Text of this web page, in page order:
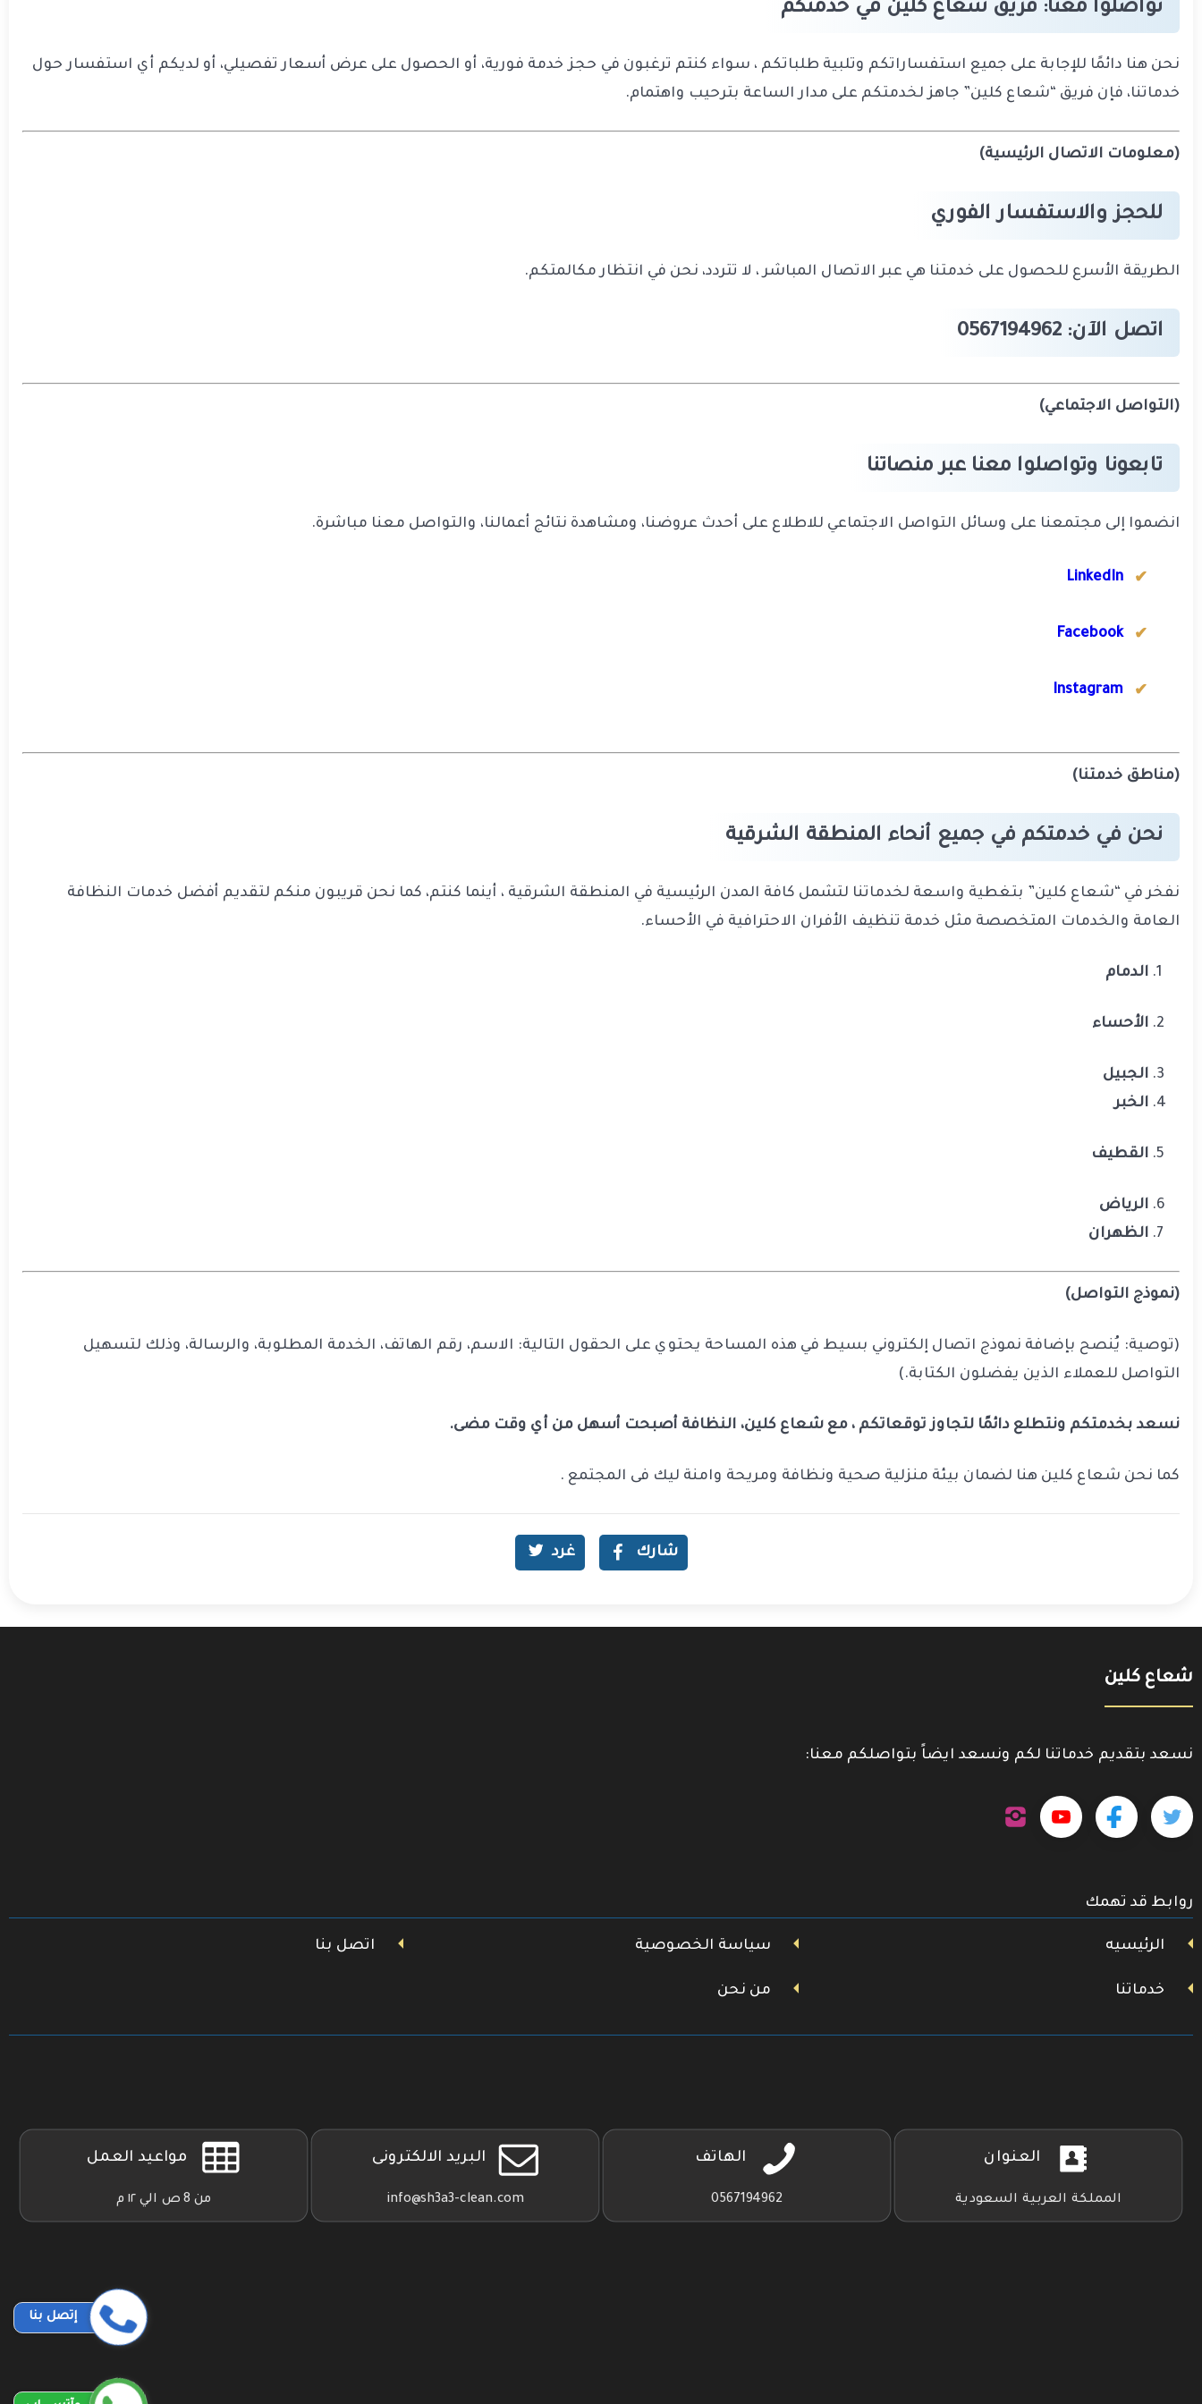
تواصلوا معنا: فريق شعاع كلين في خدمتكم
نحن هنا دائمًا للإجابة على جميع استفساراتكم وتلبية طلباتكم ، سواء كنتم ترغبون في حجز خدمة فورية، أو الحصول على عرض أسعار تفصيلي، أو لديكم أي استفسار حول
خدماتنا، فإن فريق “شعاع كلين” جاهز لخدمتكم على مدار الساعة بترحيب واهتمام.
(معلومات الاتصال الرئيسية)
للحجز والاستفسار الفوري
الطريقة الأسرع للحصول على خدمتنا هي عبر الاتصال المباشر ، لا تتردد، نحن في انتظار مكالمتكم.
اتصل الآن: 0567194962
(التواصل الاجتماعي)
تابعونا وتواصلوا معنا عبر منصاتنا
انضموا إلى مجتمعنا على وسائل التواصل الاجتماعي للاطلاع على أحدث عروضنا، ومشاهدة نتائج أعمالنا، والتواصل معنا مباشرة.
LinkedIn
Facebook
Instagram
(مناطق خدمتنا)
نحن في خدمتكم في جميع أنحاء المنطقة الشرقية
نفخر في “شعاع كلين” بتغطية واسعة لخدماتنا لتشمل كافة المدن الرئيسية في المنطقة الشرقية ، أينما كنتم، كما نحن قريبون منكم لتقديم أفضل خدمات النظافة
العامة والخدمات المتخصصة مثل خدمة تنظيف الأفران الاحترافية في الأحساء.
الدمام
الأحساء
الجبيل
الخبر
القطيف
الرياض
الظهران
(نموذج التواصل)
(توصية: يُنصح بإضافة نموذج اتصال إلكتروني بسيط في هذه المساحة يحتوي على الحقول التالية: الاسم، رقم الهاتف، الخدمة المطلوبة، والرسالة، وذلك لتسهيل
التواصل للعملاء الذين يفضلون الكتابة.)
نسعد بخدمتكم ونتطلع دائمًا لتجاوز توقعاتكم ، مع شعاع كلين، النظافة أصبحت أسهل من أي وقت مضى.
كما نحن شعاع كلين هنا لضمان بيئة منزلية صحية ونظافة ومريحة وامنة ليك فى المجتمع .
شارك غرد
شعاع كلين
نسعد بتقديم خدماتنا لكم ونسعد ايضاً بتواصلكم معنا:
تابعنا
تويتر
تابعنا
فيسبوك
تابعنا
روابط قد تهمك
الرئيسيه سياسة الخصوصية اتصل بنا
خدماتنا من نحن
العنوان
المملكة العربية السعودية
الهاتف
0567194962
البريد الالكترونى
info@sh3a3-clean.com
مواعيد العمل
من 8 ص الي ١٢ م
إتصل بنا